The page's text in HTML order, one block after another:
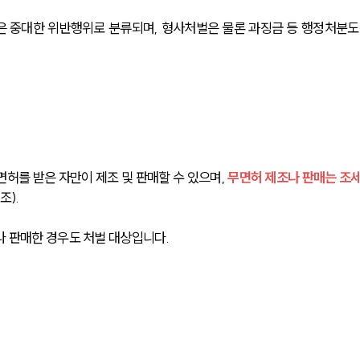
중대한 위반행위로 분류되며, 형사처벌은 물론 과징금 등 행정처분
허를 받은 자만이 제조 및 판매할 수 있으며, 무면허 제조나 판매는 조
).
판매한 경우도 처벌 대상입니다.